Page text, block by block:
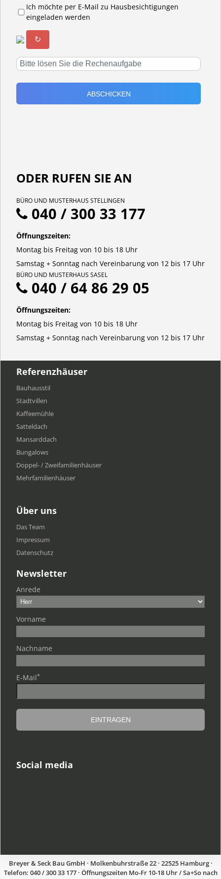
Ich möchte per E-Mail zu Hausbesichtigungen
eingeladen werden
↻
ODER RUFEN SIE AN
BÜRO UND MUSTERHAUS STELLINGEN
040 / 300 33 177
Öffnungszeiten:
Montag bis Freitag von 10 bis 18 Uhr
Samstag + Sonntag nach Vereinbarung von 12 bis 17 Uhr
BÜRO UND MUSTERHAUS SASEL
040 / 64 86 29 05
Öffnungszeiten:
Montag bis Freitag von 10 bis 18 Uhr
Samstag + Sonntag nach Vereinbarung von 12 bis 17 Uhr
Referenzhäuser
Bauhausstil
Stadtvillen
Kaffeemühle
Satteldach
Mansarddach
Bungalows
Doppel- / Zweifamilienhäuser
Mehrfamilien​häuser
Über uns
Das Team
Impressum
Datenschutz
Newsletter
Anrede
Vorname
Nachname
E-Mail*
Social media
Breyer & Seck Bau GmbH · Molkenbuhrstraße 22 · 22525 Hamburg ·
Telefon: 040 / 300 33 177 · Öffnungszeiten Mo-Fr 10-18 Uhr / Sa+So nach